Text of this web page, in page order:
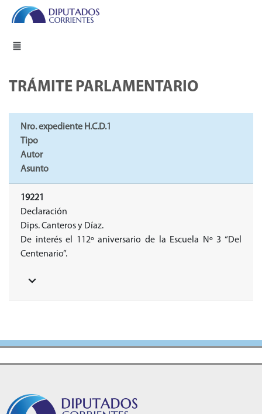
TRÁMITE PARLAMENTARIO
Nro. expediente H.C.D.1
Tipo
Autor
Asunto
19221
Declaración
Dips. Canteros y Díaz.
De interés el 112º aniversario de la Escuela Nº 3 “Del
Centenario”.